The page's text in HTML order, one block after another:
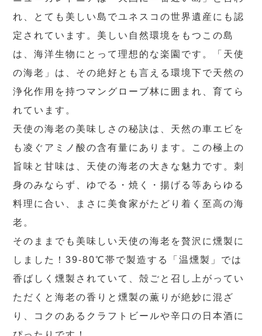
れ、とても美しい島でユネスコの世界遺産にも認
定されています。美しい自然環境をもつこの島
は、海洋生物にとって理想的な楽園です。「天使
の海老」は、その絶好とも言える環境下で天然の
浄化作用を持つマングローブ林に囲まれ、育てら
れています。
天使の海老の美味しさの秘訣は、天然の車エビを
も凌ぐアミノ酸の含有量にあります。この極上の
旨味と甘味は、天使の海老の大きな魅力です。刺
身のみならず、ゆでる・焼く・揚げる等あらゆる
料理に合い、まさに美食家がたどり着く至高の海
老。
そのままでも美味しい天使の海老を贅沢に燻製に
しました！39-80℃帯で製造する「温燻製」では
香ばしく燻製されていて、殻ごと召し上がってい
ただくと海老の香りと燻製の薫りが絶妙に混ざ
り、コクのあるクラフトビールや辛口の日本酒に